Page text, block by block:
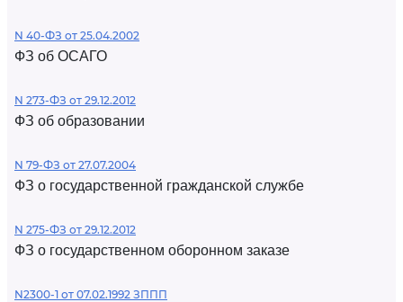
N 40-ФЗ от 25.04.2002
ФЗ об ОСАГО
N 273-ФЗ от 29.12.2012
ФЗ об образовании
N 79-ФЗ от 27.07.2004
ФЗ о государственной гражданской службе
N 275-ФЗ от 29.12.2012
ФЗ о государственном оборонном заказе
N2300-1 от 07.02.1992 ЗППП